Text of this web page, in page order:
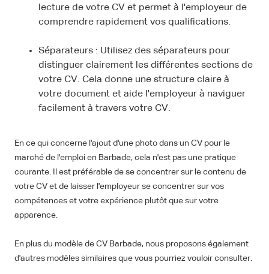
lecture de votre CV et permet à l'employeur de
comprendre rapidement vos qualifications.
Séparateurs : Utilisez des séparateurs pour
distinguer clairement les différentes sections de
votre CV. Cela donne une structure claire à
votre document et aide l'employeur à naviguer
facilement à travers votre CV.
En ce qui concerne l'ajout d'une photo dans un CV pour le
marché de l'emploi en Barbade, cela n'est pas une pratique
courante. Il est préférable de se concentrer sur le contenu de
votre CV et de laisser l'employeur se concentrer sur vos
compétences et votre expérience plutôt que sur votre
apparence.
En plus du modèle de CV Barbade, nous proposons également
d'autres modèles similaires que vous pourriez vouloir consulter.